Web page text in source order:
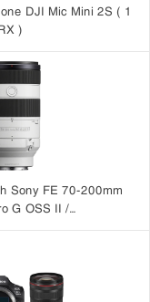
DJI Mic Mini 2S ( 1
)
Sony FE 70-200mm
G OSS II /